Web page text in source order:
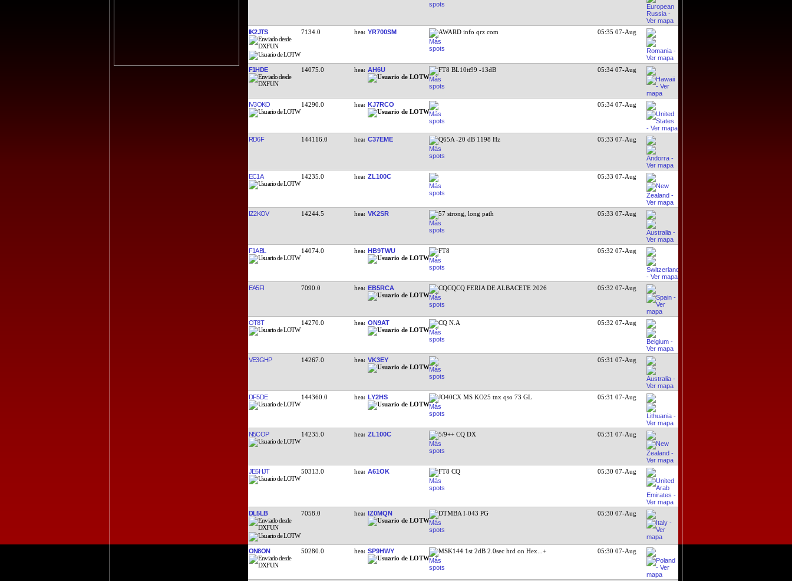
IK2JTS 7134.0 YR700SM AWARD info qrz com 05:35 07-Aug
F1HDE 14075.0 AH6U FT8 BL10tt99 -13dB 05:34 07-Aug
IV3OKO 14290.0 KJ7RCO 05:34 07-Aug
RD6F 144116.0 C37EME Q65A -20 dB 1198 Hz 05:33 07-Aug
EC1A 14235.0 ZL100C 05:33 07-Aug
IZ2KOV 14244.5 VK2SR 57 strong, long path 05:33 07-Aug
F1ABL 14074.0 HB9TWU FT8 05:32 07-Aug
EA5FI 7090.0 EB5RCA CQCQCQ FERIA DE ALBACETE 2026 05:32 07-Aug
OT8T 14270.0 ON9AT CQ N.A 05:32 07-Aug
VE3GHP 14267.0 VK3EY 05:31 07-Aug
DF5DE 144360.0 LY2HS JO40CX MS KO25 tnx qso 73 GL 05:31 07-Aug
N5COP 14235.0 ZL100C 5/9++ CQ DX 05:31 07-Aug
JE6HJT 50313.0 A61OK FT8 CQ 05:30 07-Aug
DL5LB 7058.0 IZ0MQN DTMBA I-043 PG 05:30 07-Aug
ON8ON 50280.0 SP9HWY MSK144 1st 2dB 2.0sec hrd on Hex ...+ 05:30 07-Aug